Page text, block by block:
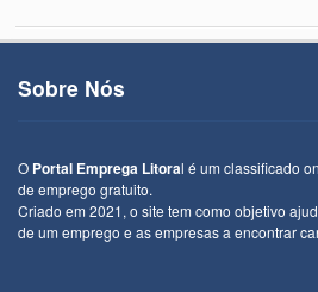
Sobre Nós
O Portal Emprega Litoral é um classificado
de emprego gratuito.
Criado em 2021, o site tem como objetivo
de um emprego e as empresas a encontrar